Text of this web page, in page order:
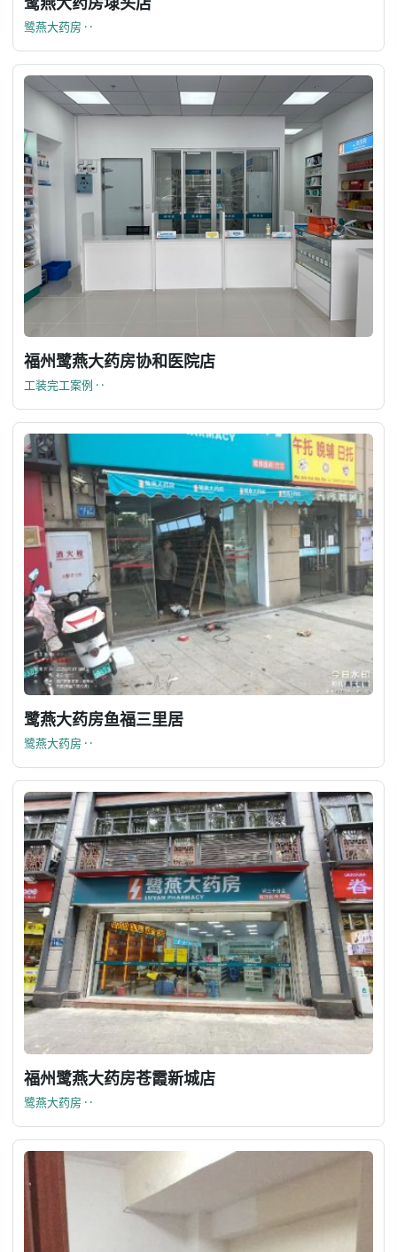
鹭燕大药房 · ·
福州鹭燕大药房协和医院店
工装完工案例 · ·
鹭燕大药房鱼福三里居
鹭燕大药房 · ·
福州鹭燕大药房苍霞新城店
鹭燕大药房 · ·